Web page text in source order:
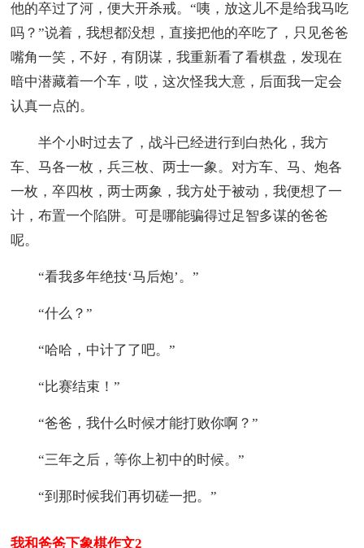
他的卒过了河，便大开杀戒。“咦，放这儿不是给我马吃
吗？”说着，我想都没想，直接把他的卒吃了，只见爸爸
嘴角一笑，不好，有阴谋，我重新看了看棋盘，发现在
暗中潜藏着一个车，哎，这次怪我大意，后面我一定会
认真一点的。
半个小时过去了，战斗已经进行到白热化，我方
车、马各一枚，兵三枚、两士一象。对方车、马、炮各
一枚，卒四枚，两士两象，我方处于被动，我便想了一
计，布置一个陷阱。可是哪能骗得过足智多谋的爸爸
呢。
“看我多年绝技‘马后炮’。”
“什么？”
“哈哈，中计了了吧。”
“比赛结束！”
“爸爸，我什么时候才能打败你啊？”
“三年之后，等你上初中的时候。”
“到那时候我们再切磋一把。”
我和爸爸下象棋作文2